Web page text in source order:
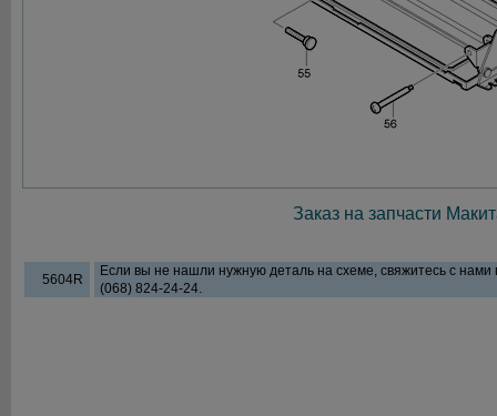
Заказ на запчасти
5604R
Если вы не нашли нужную деталь на схеме, свяжитесь с
(068) 824-24-24.